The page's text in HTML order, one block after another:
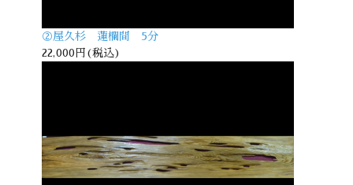
②屋久杉 蓮欄間 5分
22,000円(税込)